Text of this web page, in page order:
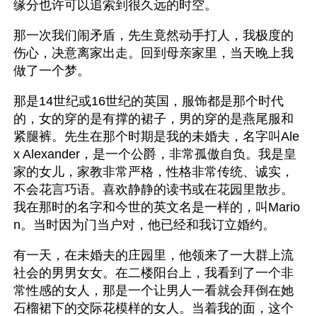
缘分也许可以追索到很久远的时空。
那一次我们闹矛盾，先生竟然动手打人，我极度的
伤心，决意离家出走。回到母亲家里，当天晚上我
做了一个梦。
那是14世纪或16世纪的英国，服饰都是那个时代
的，女的穿的是有撑的裙子，男的穿的是燕尾服和
紧腿裤。先生在那个时期是我的未婚夫，名字叫Ale
x Alexander，是一个公爵，非常孤傲自负。我是皇
家的女儿，家教非常严格，性格非常传统、诚实，
不会花言巧语。喜欢静静的读书或在花园里散步。
我在那时的名字和今世的英文名是一样的，叫Mario
n。当时因为门当户对，他已经和我订立婚约。
有一天，在未婚夫的庄园里，他领来了一大群上流
社会的男男女女。在二楼阳台上，我看到了一个非
常性感的女人，那是一个让男人一看就会拜倒在她
石榴裙下的交际花模样的女人。当着我的面，这个